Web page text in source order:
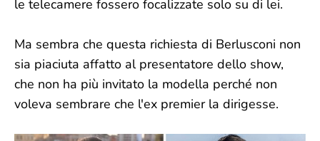
le telecamere fossero focalizzate solo su di lei.
Ma sembra che questa richiesta di Berlusconi non
sia piaciuta affatto al presentatore dello show,
che non ha più invitato la modella perché non
voleva sembrare che l'ex premier la dirigesse.